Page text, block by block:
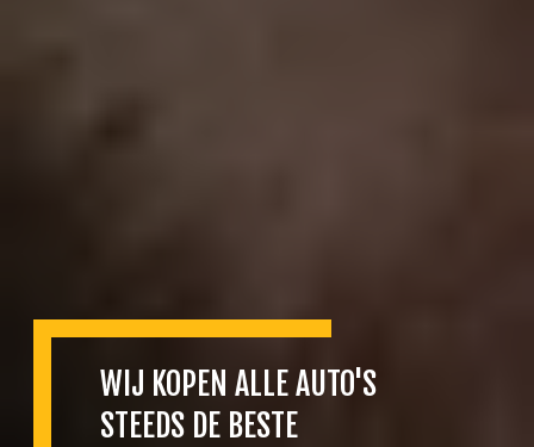
WIJ KOPEN ALLE AUTO'S
STEEDS DE BESTE